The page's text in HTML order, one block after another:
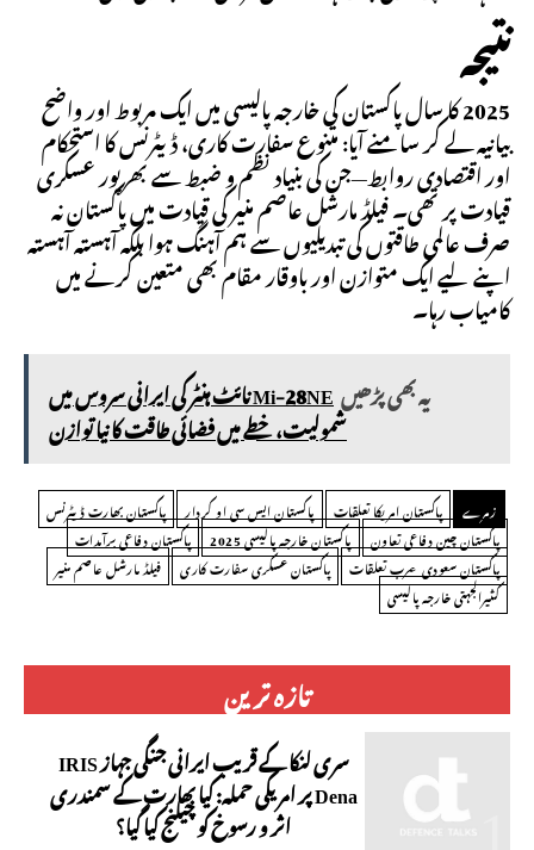
تازہ ترین
سری لنکا کے قریب ایرانی جنگی جہاز IRIS
Dena پر امریکی حملہ: کیا بھارت کے سمندری
اثر و رسوخ کو چیلنج کیا گیا؟
نتیجہ
2025 کا سال پاکستان کی خارجہ پالیسی میں ایک مربوط اور واضح
بیانیہ لے کر سامنے آیا: متنوع سفارت کاری، ڈیٹرنس کا استحکام
اور اقتصادی روابط—جن کی بنیاد نظم و ضبط سے بھرپور عسکری
قیادت پر تھی۔ فیلڈ مارشل عاصم منیر کی قیادت میں پاکستان نہ
صرف عالمی طاقتوں کی تبدیلیوں سے ہم آہنگ ہوا بلکہ آہستہ آہستہ
اپنے لیے ایک متوازن اور باوقار مقام بھی متعین کرنے میں
کامیاب رہا۔
یہ بھی پڑھیں Mi-28NE نائٹ ہنٹر کی ایرانی سروس میں
شمولیت، خطے میں فضائی طاقت کا نیا توازن
زمرے پاکستان امریکا تعلقات پاکستان ایس سی او کردار
پاکستان بھارت ڈیٹرنس
پاکستان چین دفاعی تعاون
پاکستان خارجہ پالیسی 2025
پاکستان دفاعی برآمدات
پاکستان سعودی عرب تعلقات
پاکستان عسکری سفارت کاری
فیلڈ مارشل عاصم منیر
کثیرالجہتی خارجہ پالیسی